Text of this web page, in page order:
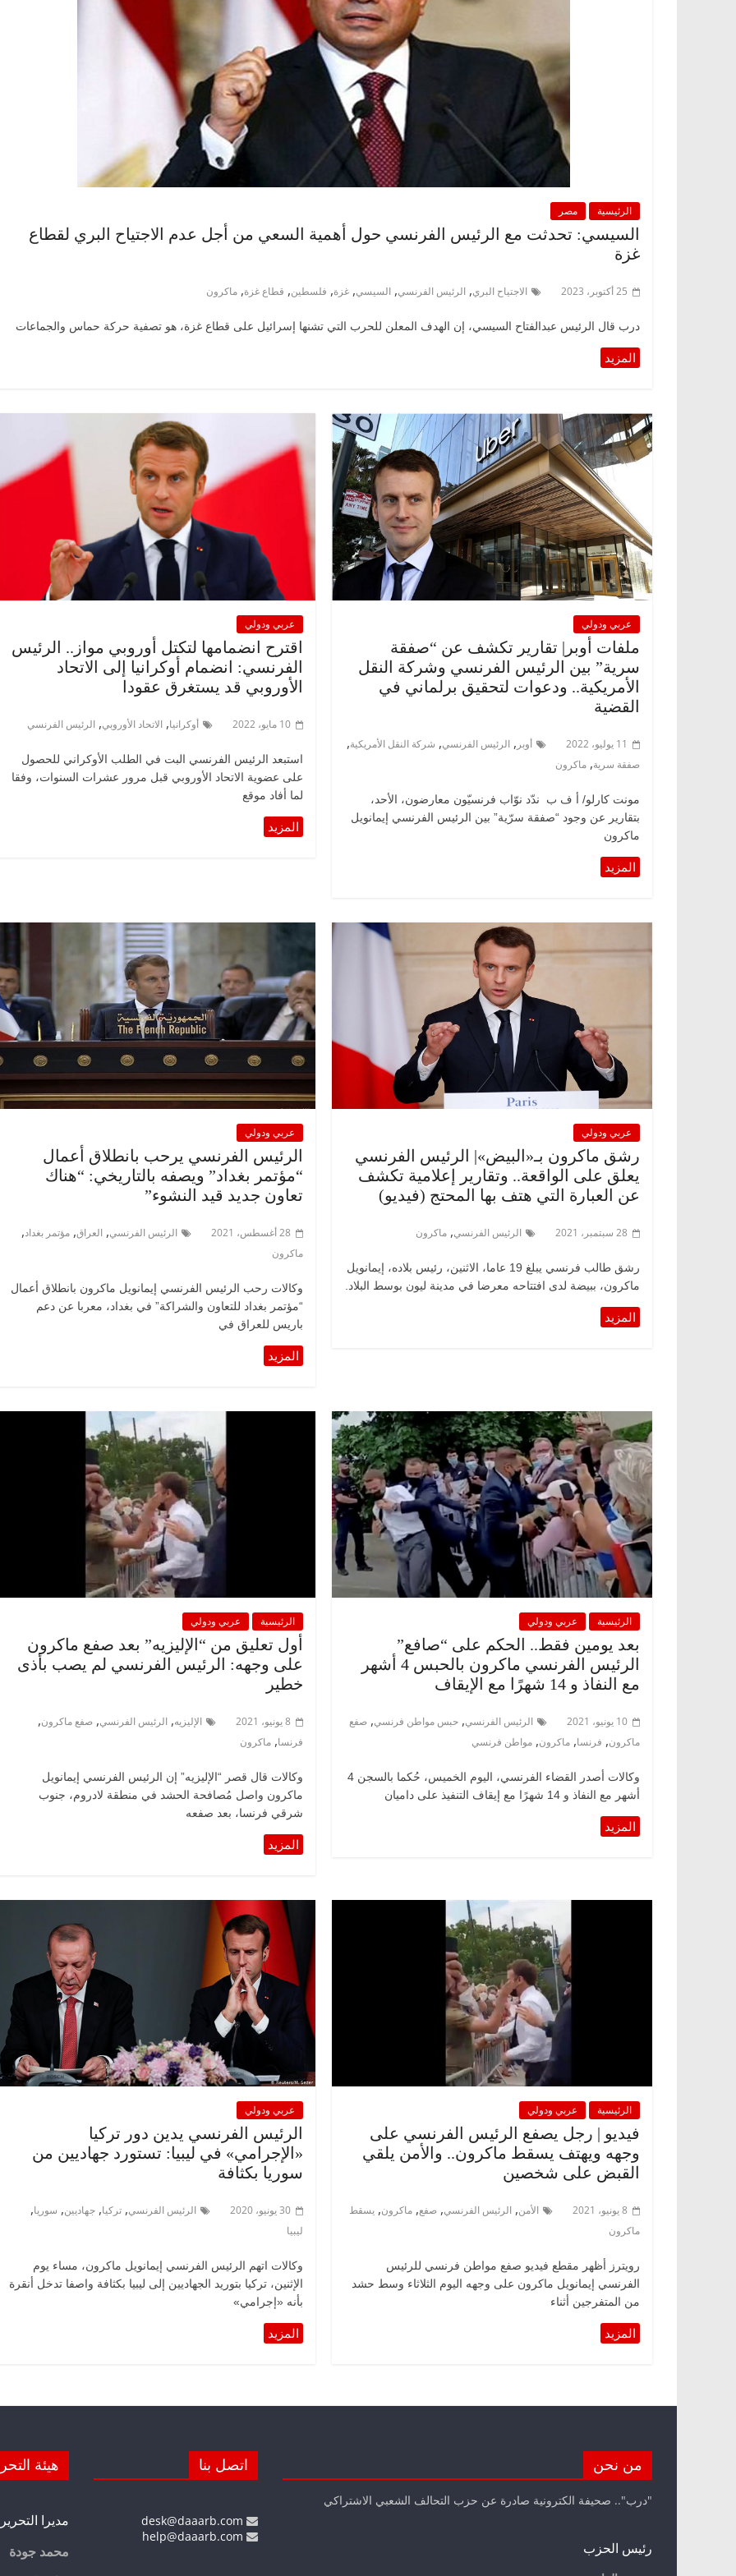
الرئيسية مصر
السيسي: تحدثت مع الرئيس الفرنسي حول أهمية السعي من أجل عدم الاجتياح البري لقطاع
غزة
25 أكتوبر، 2023 الاجتياح البري, الرئيس الفرنسي, السيسي, غزة, فلسطين, قطاع غزة, ماكرون
درب قال الرئيس عبدالفتاح السيسي، إن الهدف المعلن للحرب التي تشنها إسرائيل على قطاع غزة، هو تصفية حركة حماس والجماعات
عربي ودولي
ملفات أوبر| تقارير تكشف عن “صفقة
سرية” بين الرئيس الفرنسي وشركة النقل
الأمريكية.. ودعوات لتحقيق برلماني في
القضية
11 يوليو، 2022 أوبر , الرئيس الفرنسي, شركة النقل الأمريكية,
صفقة سرية, ماكرون
مونت كارلو/ أ ف ب ندّد نوّاب فرنسيّون معارضون، الأحد،
بتقارير عن وجود “صفقة سرّية” بين الرئيس الفرنسي إيمانويل
ماكرون
عربي ودولي
اقترح انضمامها لتكتل أوروبي مواز.. الرئيس
الفرنسي: انضمام أوكرانيا إلى الاتحاد
الأوروبي قد يستغرق عقودا
10 مايو، 2022 أوكرانيا,الاتحاد الأوروبي,الرئيس الفرنسي
استبعد الرئيس الفرنسي البت في الطلب الأوكراني للحصول
على عضوية الاتحاد الأوروبي قبل مرور عشرات السنوات، وفقا
لما أفاد موقع
عربي ودولي
رشق ماكرون بـ«البيض»| الرئيس الفرنسي
يعلق على الواقعة.. وتقارير إعلامية تكشف
عن العبارة التي هتف بها المحتج (فيديو)
28 سبتمبر، 2021 الرئيس الفرنسي, ماكرون
رشق طالب فرنسي يبلغ 19 عاما، الاثنين، رئيس بلاده، إيمانويل
ماكرون، ببيضة لدى افتتاحه معرضا في مدينة ليون بوسط البلاد.
عربي ودولي
الرئيس الفرنسي يرحب بانطلاق أعمال
“مؤتمر بغداد” ويصفه بالتاريخي: “هناك
تعاون جديد قيد النشوء”
28 أغسطس، 2021 الرئيس الفرنسي,العراق,مؤتمر بغداد,
ماكرون
وكالات رحب الرئيس الفرنسي إيمانويل ماكرون بانطلاق أعمال
“مؤتمر بغداد للتعاون والشراكة” في بغداد، معربا عن دعم
باريس للعراق في
الرئيسية عربي ودولي
بعد يومين فقط.. الحكم على “صافع”
الرئيس الفرنسي ماكرون بالحبس 4 أشهر
مع النفاذ و 14 شهرًا مع الإيقاف
10 يونيو، 2021 الرئيس الفرنسي, حبس مواطن فرنسي, صفع
ماكرون, فرنسا, ماكرون, مواطن فرنسي
وكالات أصدر القضاء الفرنسي، اليوم الخميس، حُكما بالسجن 4
أشهر مع النفاذ و 14 شهرًا مع إيقاف التنفيذ على داميان
الرئيسية عربي ودولي
أول تعليق من “الإليزيه” بعد صفع ماكرون
على وجهه: الرئيس الفرنسي لم يصب بأذى
خطير
8 يونيو، 2021 الإليزيه,الرئيس الفرنسي,صفع ماكرون,
فرنسا,ماكرون
وكالات قال قصر “الإليزيه” إن الرئيس الفرنسي إيمانويل
ماكرون واصل مُصافحة الحشد في منطقة لادروم، جنوب
شرقي فرنسا، بعد صفعه
الرئيسية عربي ودولي
فيديو | رجل يصفع الرئيس الفرنسي على
وجهه ويهتف يسقط ماكرون.. والأمن يلقي
القبض على شخصين
8 يونيو، 2021 الأمن, الرئيس الفرنسي, صفع, ماكرون, يسقط
ماكرون
رويترز أظهر مقطع فيديو صفع مواطن فرنسي للرئيس
الفرنسي إيمانويل ماكرون على وجهه اليوم الثلاثاء وسط حشد
من المتفرجين أثناء
عربي ودولي
الرئيس الفرنسي يدين دور تركيا
«الإجرامي» في ليبيا: تستورد جهاديين من
سوريا بكثافة
30 يونيو، 2020 الرئيس الفرنسي,تركيا,جهاديين, سوريا,
ليبيا
وكالات اتهم الرئيس الفرنسي إيمانويل ماكرون، مساء يوم
الإثنين، تركيا بتوريد الجهاديين إلى ليبيا بكثافة واصفا تدخل أنقرة
بأنه «إجرامي»
مقعد شاغر على مائدة الإفطار..
حسين عبدالهادي فارس مقاومة
الخصخصة الذي دافع عن المال
21 فبراير، 2026
الرئيسية مصر ناس وناس
في ذكرى رحيله.. د. نور فرحات فقيه
قانوني دافع عن قضايا الوطن وانحاز
مصر ناس وناس
د. عبدالخالق فاروق.. خبير اقتصادي
يحتفل بذكرى ميلاده وحيداً على أبواب
من نحن
"درب".. صحيفة الكترونية صادرة عن حزب التحالف الشعبي الاشتراكي
رئيس الحزب
اتصل بنا هيئة
مديرا التحرير
محمد جودة